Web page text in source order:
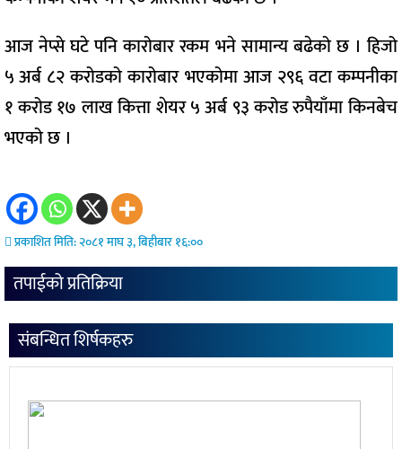
आज नेप्से घटे पनि कारोबार रकम भने सामान्य बढेको छ । हिजो
५ अर्ब ८२ करोडको कारोबार भएकोमा आज २९६ वटा कम्पनीका
१ करोड १७ लाख कित्ता शेयर ५ अर्ब ९३ करोड रुपैयाँमा किनबेच
भएको छ ।
प्रकाशित मिति: २०८१ माघ ३, बिहीबार १६:००
तपाईको प्रतिक्रिया
संबन्धित शिर्षकहरु